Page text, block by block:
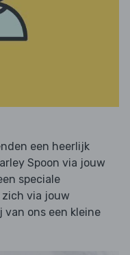
een heerlijk
Spoon via jouw
speciale
via jouw
ons een kleine